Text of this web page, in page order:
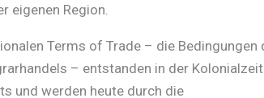
eigenen Region.
Terms of Trade – die Bedingungen
– entstanden in der Kolonialzeit
und werden heute durch die